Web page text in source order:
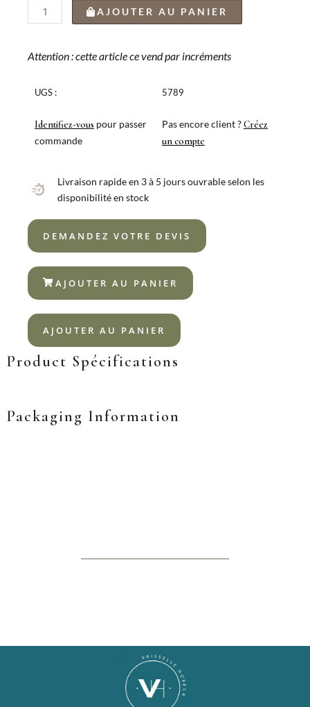
quantité
de
DÉJEUNER
VINTAGE
18/10
AJOUTER AU PANIER
Attention : cette article ce vend par incréments
UGS :
Identifiez-vous pour passer
commande
5789
Pas encore client ?Créez
un compte
Livraison rapide en 3 à 5 jours ouvrable selon les
disponibilité en stock
DEMANDEZ VOTRE DEVIS
AJOUTER AU PANIER
AJOUTER AU PANIER
Product Spécifications
Packaging Information